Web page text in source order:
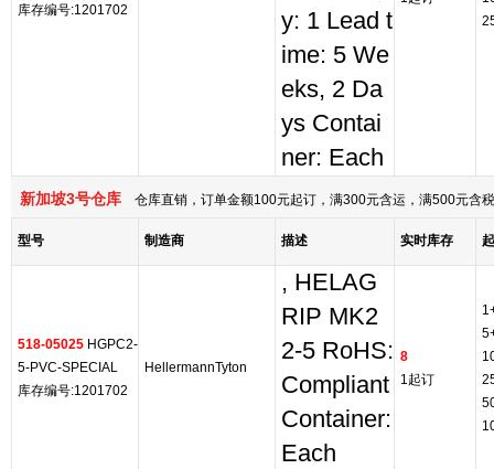
库存编号:1201702
y: 1 Lead t
ime: 5 We
eks, 2 Da
ys Contai
ner: Each
新加坡3号仓库 仓库直销，订单金额100元起订，满300元含运，满500元含
型号 制造商 描述 实时库存
518-05025 HGPC2-
5-PVC-SPECIAL
库存编号:1201702
HellermannTyton
, HELAG
RIP MK2
2-5 RoHS:
Compliant
Container:
Each
8
1起订